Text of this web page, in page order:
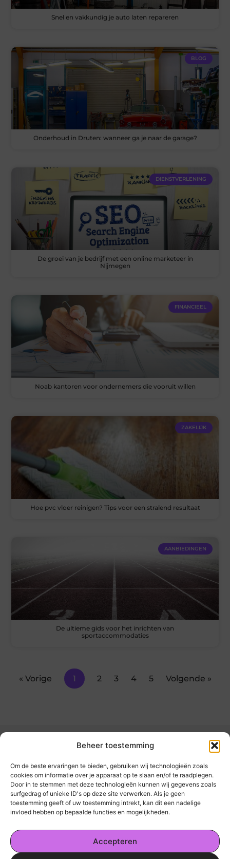
Beheer toestemming
Om de beste ervaringen te bieden, gebruiken wij technologieën zoals
cookies om informatie over je apparaat op te slaan en/of te raadplegen.
Door in te stemmen met deze technologieën kunnen wij gegevens zoals
surfgedrag of unieke ID's op deze site verwerken. Als je geen
toestemming geeft of uw toestemming intrekt, kan dit een nadelige
invloed hebben op bepaalde functies en mogelijkheden.
Accepteren
Snel en vakkundig je auto laten repareren
BLOG
Onderhoud in Druten: wanneer ga je naar de garage?
DIENSTVERLENING
De groei van je bedrijf met een online marketeer in
Nijmegen
FINANCIEEL
Noab kantoren voor ondernemers die vooruit willen
ZAKELIJK
Hoe pvc vloer reinigen? Tips voor een stralend resultaat
AANBIEDINGEN
De ultieme gids voor het inrichten van
sportaccommodaties
« Vorige 1 2 3 4 5 Volgende »
kickinsite.nl – Echt, eerlijk, alles wat telt.
Een verzameling van blogs en artikelen die
een breed scala aan onderwerpen uit het
dagelijks leven behandelen.